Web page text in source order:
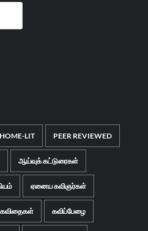
HOME-LIT PEER REVIEWED
ஆய்வுக் கட்டுரைகள்
ஏனைய கவிஞர்கள்
கவிதைகள் கவிப்பேழை